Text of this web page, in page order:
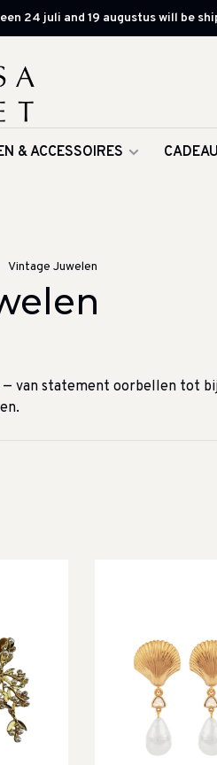
24 juli and 19 augustus will be
& ACCESSOIRES
Vintage Juwelen
van statement oorbellen tot